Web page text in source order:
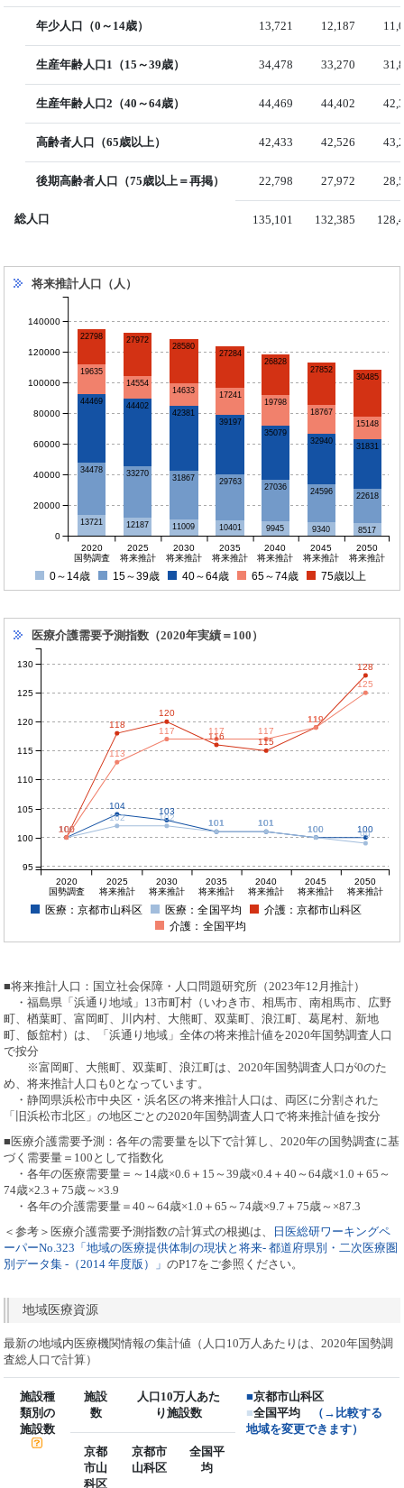
年少人口（0～14歳） 13,721 12,187
生産年齢人口1（15～39歳） 34,478 33,270
生産年齢人口2（40～64歳） 44,469 44,402
高齢者人口（65歳以上） 42,433 42,526
後期高齢者人口（75歳以上＝再掲） 22,798 27,972
総人口 135,101 132,385
将来推計人口（人）
13721 12187 11009 10401 9945 9340 8517
34478 33270 31867 29763
27036
24596 22618
44469 44402
42381
39197
35079
32940
31831
19635
14554
14633
17241
19798
18767
15148
22798 27972
28580
27284
26828
27852
30485
2020
国勢調査
2025
将来推計
2030
将来推計
2035
将来推計
2040
将来推計
2045
将来推計
2050
将来推計
0
20000
40000
60000
80000
100000
120000
140000
0～14歳 15～39歳 40～64歳 65～74歳 75歳以上
医療介護需要予測指数（2020年実績＝100）
100
104
103
101
101
100 100
100
102 102
101 101
100
99
100
118
120
116
115
119
128
100
113
117 117 117
119
125
2020
国勢調査
2025
将来推計
2030
将来推計
2035
将来推計
2040
将来推計
2045
将来推計
2050
将来推計
100
105
110
115
120
125
130
95
医療：京都市山科区 医療：全国平均
介護：京都市山科区
介護：全国平均
■将来推計人口：国立社会保障・人口問題研究所（2023年12月推計）
・福島県「浜通り地域」13市町村（いわき市、相馬市、南相馬市、広野
町、楢葉町、富岡町、川内村、大熊町、双葉町、浪江町、葛尾村、新地
町、飯舘村）は、「浜通り地域」全体の将来推計値を2020年国勢調査人口
で按分
※富岡町、大熊町、双葉町、浪江町は、2020年国勢調査人口が0のた
め、将来推計人口も0となっています。
・静岡県浜松市中央区・浜名区の将来推計人口は、両区に分割された
「旧浜松市北区」の地区ごとの2020年国勢調査人口で将来推計値を按分
■医療介護需要予測：各年の需要量を以下で計算し、2020年の国勢調査に基
づく需要量＝100として指数化
・各年の医療需要量＝～14歳×0.6＋15～39歳×0.4＋40～64歳×1.0＋65～
74歳×2.3＋75歳～×3.9
・各年の介護需要量＝40～64歳×1.0＋65～74歳×9.7＋75歳～×87.3
＜参考＞医療介護需要予測指数の計算式の根拠は、
日医総研ワーキングペ
ーパーNo.323「地域の医療提供体制の現状と将来- 都道府県別・二次医療圏
別データ集 -（2014 年度版）」のP17をご参照ください。
地域医療資源
最新の地域内医療機関情報の集計値（人口10万人あたりは、2020年国勢調
査総人口で計算）
施設種
類別の
施設数
施設
数
人口10万人あた
り施設数
■京都市山科区
■全国平均
（→比較する
地域を変更できます）
京都
市山
科区
京都市
山科区
全国平
均